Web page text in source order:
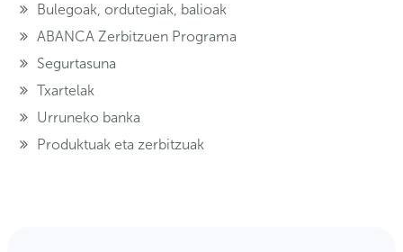
Bulegoak, ordutegiak, balioak
ABANCA Zerbitzuen Programa
Segurtasuna
Txartelak
Urruneko banka
Produktuak eta zerbitzuak